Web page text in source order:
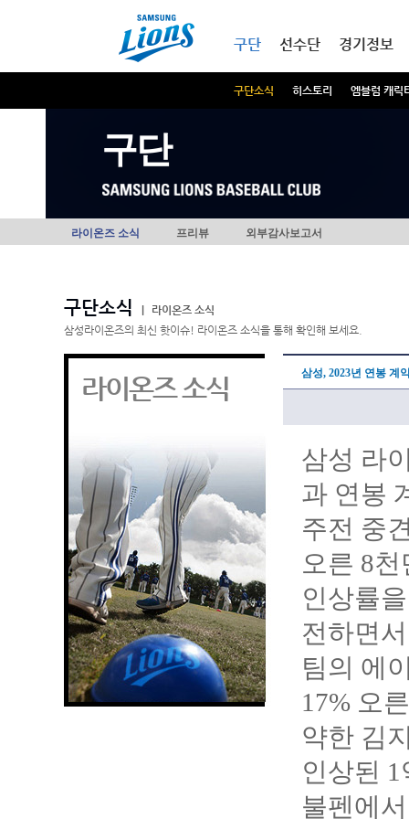
구단
구단소식 히스토리 엠블럼 캐릭
선수단 경기정보
구단
라이온즈 소식 프리뷰 외부감사보고서
구단소식
라이온즈 소식
삼성라이온즈의 최신 핫이슈! 라이온즈 소식을 통해 확인해 보세요.
라이온즈 소식 삼성, 2023년 연봉 계
삼성 라
과 연봉
주전 중
오른 8
인상률
전하면
팀의 에
17% 오
약한 김
인상된
불펜에